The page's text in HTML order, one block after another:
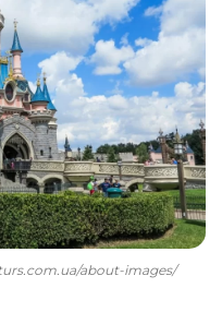
about-images/